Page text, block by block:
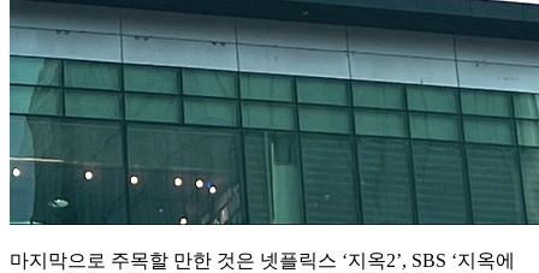
마지막으로 주목할 만한 것은 넷플릭스 ‘지옥2’, SBS ‘지옥에